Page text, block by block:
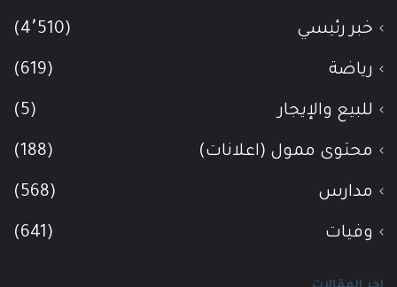
خبر رئيسي (4٬510)
رياضة (619)
للبيع والإيجار (5)
محتوى ممول (اعلانات) (188)
مدارس (568)
وفيات (641)